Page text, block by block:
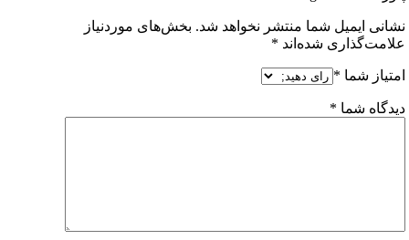
ایمیل شما منتشر نخواهد شد. بخش‌های موردنیاز
شده‌اند*
شما *
شما *